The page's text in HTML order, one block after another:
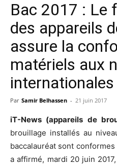
Bac 2017 : Le
des appareils
assure la
matériels aux
internationales
Par Samir Belhassen - 21 juin 2017
iT-News (appareils de
brouillage installés au
baccalauréat sont
a affirmé, mardi 20 juin